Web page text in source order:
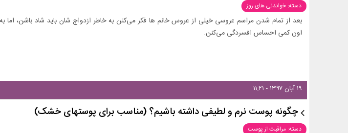
دسته: خواندنی های روز
بعد از تمام شدن مراسم عروسی خیلی از عروس خانم ها فکر می‌کنن به خاطر ازدواج شان باید شاد باشن، اما
اون کمی احساس افسردگی می‌کنن.
۱۹ آبان ۱۳۹۷ - ۱۱:۲۱
چگونه پوست نرم و لطیفی داشته باشیم؟ (مناسب برای پوستهای خشک)
دسته: مراقبت از پوست